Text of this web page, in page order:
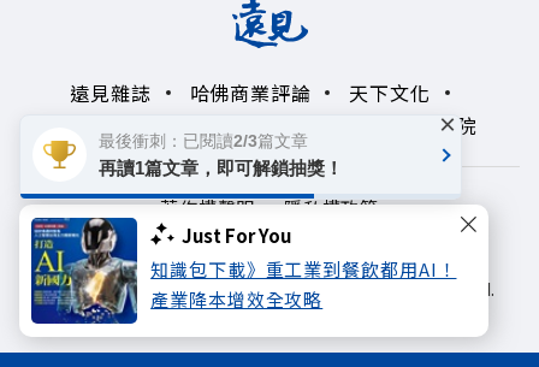
Just For You
知識包下載》重工業到餐飲都用AI！
產業降本增效全攻略
遠見雜誌 哈佛商業評論
天下文化
未來親子學習平台
領導影響力學院
著作權聲明
隱私權政策
Copyright© 1999~2026
遠見天下文化出版股份有限公司. All rights reserved.
最後衝刺：已閱讀2/3篇文章
再讀1篇文章，即可解鎖抽獎！
×